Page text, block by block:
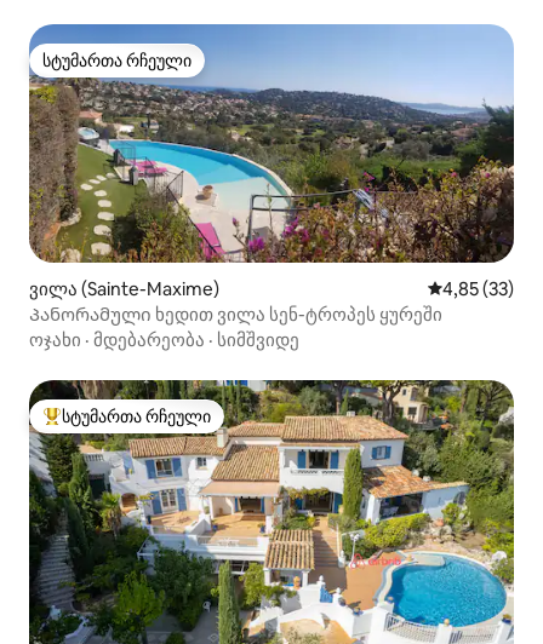
სტუმართა რჩეული
სტუმართა რჩეული
ვილა (Sainte-Maxime) საშუალო
4,85 (33)
Პანორამული ხედით ვილა სენ-ტროპეს ყურეში
ოჯახი · მდებარეობა · სიმშვიდე
სტუმართა რჩეული მოწინავე ვარიანტი
სტუმართა რჩეული